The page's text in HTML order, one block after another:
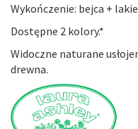
Wykończenie: bejca +
Dostępne 2 kolory.*
Widoczne naturane
drewna.